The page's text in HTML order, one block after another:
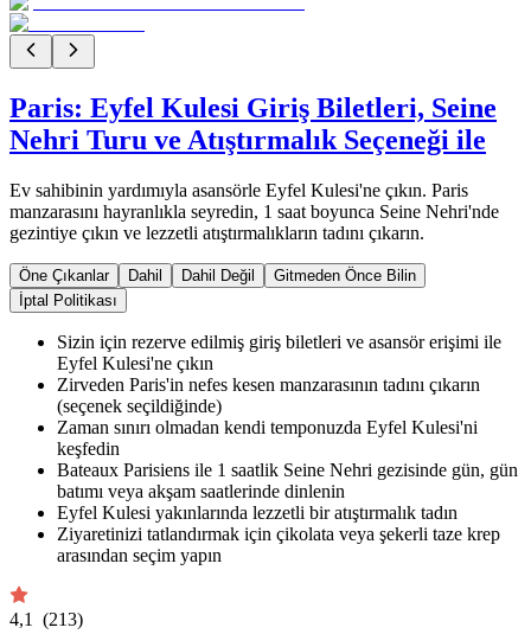
Paris: Eyfel Kulesi Giriş Biletleri, Seine
Nehri Turu ve Atıştırmalık Seçeneği ile
Ev sahibinin yardımıyla asansörle Eyfel Kulesi'ne çıkın. Paris
manzarasını hayranlıkla seyredin, 1 saat boyunca Seine Nehri'nde
gezintiye çıkın ve lezzetli atıştırmalıkların tadını çıkarın.
Öne Çıkanlar Dahil Dahil Değil
Gitmeden Önce Bilin
İptal Politikası
Sizin için rezerve edilmiş giriş biletleri ve asansör erişimi ile
Eyfel Kulesi'ne çıkın
Zirveden Paris'in nefes kesen manzarasının tadını çıkarın
(seçenek seçildiğinde)
Zaman sınırı olmadan kendi temponuzda Eyfel Kulesi'ni
keşfedin
Bateaux Parisiens ile 1 saatlik Seine Nehri gezisinde gün, gün
batımı veya akşam saatlerinde dinlenin
Eyfel Kulesi yakınlarında lezzetli bir atıştırmalık tadın
Ziyaretinizi tatlandırmak için çikolata veya şekerli taze krep
arasından seçim yapın
4,1
(213)